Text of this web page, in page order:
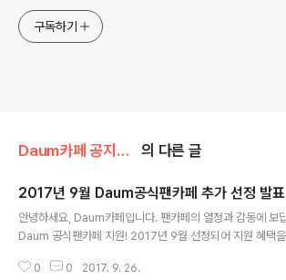
구독하기
Daum카페 공지사항/서비스 소식 의 다른 글
2017년 9월 Daum공식팬카페 추가 선정 발표
안녕하세요, Daum카페입니다. 팬카페의 열정과 감동에 보
Daum 공식팬카페 지원! 2017년 9월 선정되어 지원 혜택
&gt; 새롭게 선정된 공식팬카페 아이즈 ★ 스타가입 에스투 ..
0 0 2017. 9. 26.